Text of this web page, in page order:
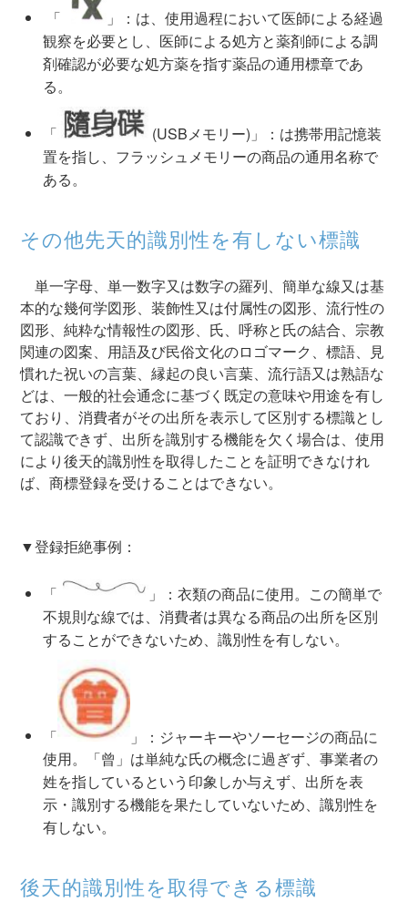
「
」：は、使用過程において医師による経過
観察を必要とし、医師による処方と薬剤師による調
剤確認が必要な処方薬を指す薬品の通用標章であ
る。
「
(USBメモリー)」：は携帯用記憶装
置を指し、フラッシュメモリーの商品の通用名称で
ある。
その他先天的識別性を有しない標識
単一字母、単一数字又は数字の羅列、簡単な線又は基
本的な幾何学図形、装飾性又は付属性の図形、流行性の
図形、純粋な情報性の図形、氏、呼称と氏の結合、宗教
関連の図案、用語及び民俗文化のロゴマーク、標語、見
慣れた祝いの言葉、縁起の良い言葉、流行語又は熟語な
どは、一般的社会通念に基づく既定の意味や用途を有し
ており、消費者がその出所を表示して区別する標識とし
て認識できず、出所を識別する機能を欠く場合は、使用
により後天的識別性を取得したことを証明できなけれ
ば、商標登録を受けることはできない。
▼登録拒絶事例：
「
」：衣類の商品に使用。この簡単で
不規則な線では、消費者は異なる商品の出所を区別
することができないため、識別性を有しない。
「
」：ジャーキーやソーセージの商品に
使用。「曾」は単純な氏の概念に過ぎず、事業者の
姓を指しているという印象しか与えず、出所を表
示・識別する機能を果たしていないため、識別性を
有しない。
後天的識別性を取得できる標識